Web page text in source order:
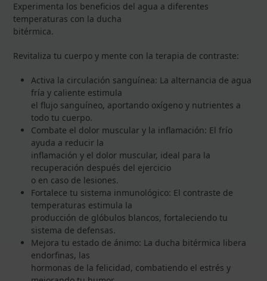
Experimenta los beneficios del agua a diferentes
temperaturas con la ducha
bitérmica.
Revitaliza tu cuerpo y mente con la terapia de contraste:
Activa la circulación sanguínea: La alternancia de agua
fría y caliente estimula
el flujo sanguíneo, aportando oxígeno y nutrientes a
todo tu cuerpo.
Combate el dolor muscular y la inflamación: El frío
ayuda a reducir la
inflamación y el dolor muscular, ideal para la
recuperación después del ejercicio
o en caso de lesiones.
Fortalece tu sistema inmunológico: El contraste de
temperaturas estimula la
producción de glóbulos blancos, fortaleciendo tu
sistema de defensas.
Mejora tu estado de ánimo: La ducha bitérmica libera
endorfinas, las
hormonas de la felicidad, combatiendo el estrés y